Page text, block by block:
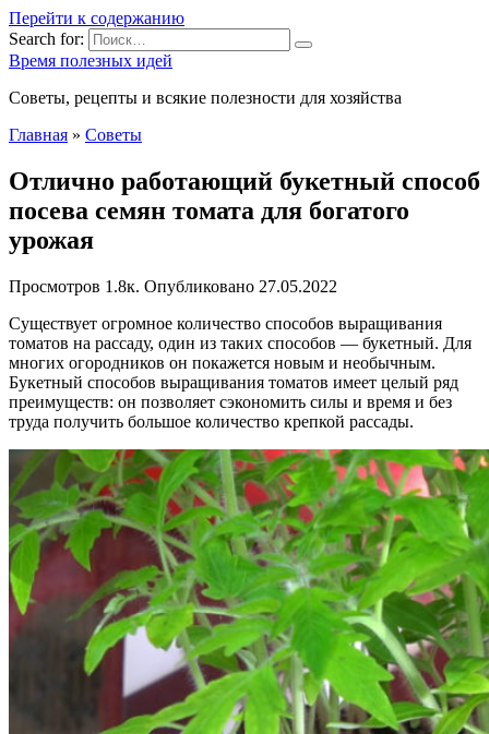
Перейти к содержанию
Search for:
Время полезных идей
Советы, рецепты и всякие полезности для хозяйства
Главная » Советы
Отлично работающий букетный способ
посева семян томата для богатого
урожая
Просмотров 1.8к. Опубликовано 27.05.2022
Существует огромное количество способов выращивания
томатов на рассаду, один из таких способов — букетный. Для
многих огородников он покажется новым и необычным.
Букетный способов выращивания томатов имеет целый ряд
преимуществ: он позволяет сэкономить силы и время и без
труда получить большое количество крепкой рассады.